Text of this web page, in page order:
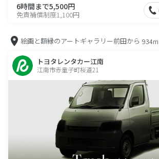
6時間まで5,500円
免責補償制度1,100円
絵画と額縁のアートギャラリー前田から 934m
トヨタレンタカー江南
江南市赤童子町桜道21